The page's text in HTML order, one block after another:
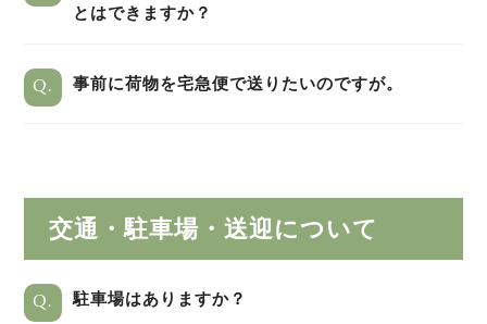
とはできますか？
Q. 事前に荷物を宅急便で送りたいのですが。
交通・駐車場・送迎について
Q. 駐車場はありますか？